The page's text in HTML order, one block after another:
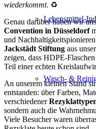
Lebensmittel-
Wasch- &
wiederkommt. ♻️
Genau darüber haben wir
Convention in Düsseldorf
und
Jackstädt Stiftung aus
zeigen, dass HDPE-
Teil einer echten
An unserem kleinen Stand
entstanden: über Farben,
verschiedener
sondern auch die
Viele Besucher waren